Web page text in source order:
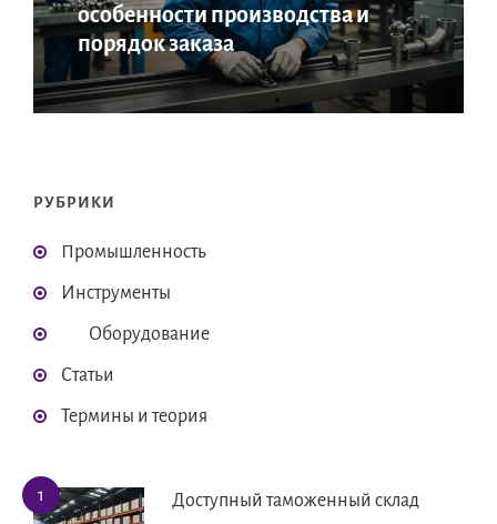
особенности производства и
порядок заказа
РУБРИКИ
Промышленность
Инструменты
Оборудование
Статьи
Термины и теория
Доступный таможенный склад